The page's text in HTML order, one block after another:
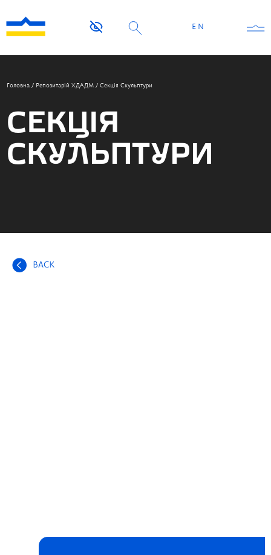
EN
Головна / Репозитарій ХДАДМ / Секція Скульптури
СЕКЦІЯ
СКУЛЬПТУРИ
BACK